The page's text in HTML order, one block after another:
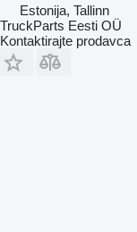
Estonija, Tallinn
TruckParts Eesti OÜ
Kontaktirajte prodavca